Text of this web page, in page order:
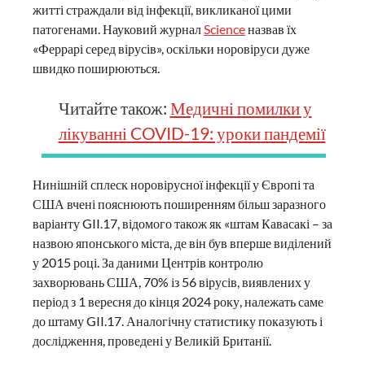
житті страждали від інфекції, викликаної цими
патогенами. Науковий журнал Scienceназвав їх
«Феррарі серед вірусів», оскільки норовіруси дуже
швидко поширюються.
Читайте також: Медичні помилки у
лікуванні COVID-19: уроки пандемії
Нинішній сплеск норовірусної інфекції у Європі та
США вчені пояснюють поширенням більш заразного
варіанту GII.17, відомого також як «штам Кавасакі – за
назвою японського міста, де він був вперше виділений
у 2015 році. За даними Центрів контролю
захворювань США, 70% із 56 вірусів, виявлених у
період з 1 вересня до кінця 2024 року, належать саме
до штаму GII.17. Аналогічну статистику показують і
дослідження, проведені у Великій Британії.